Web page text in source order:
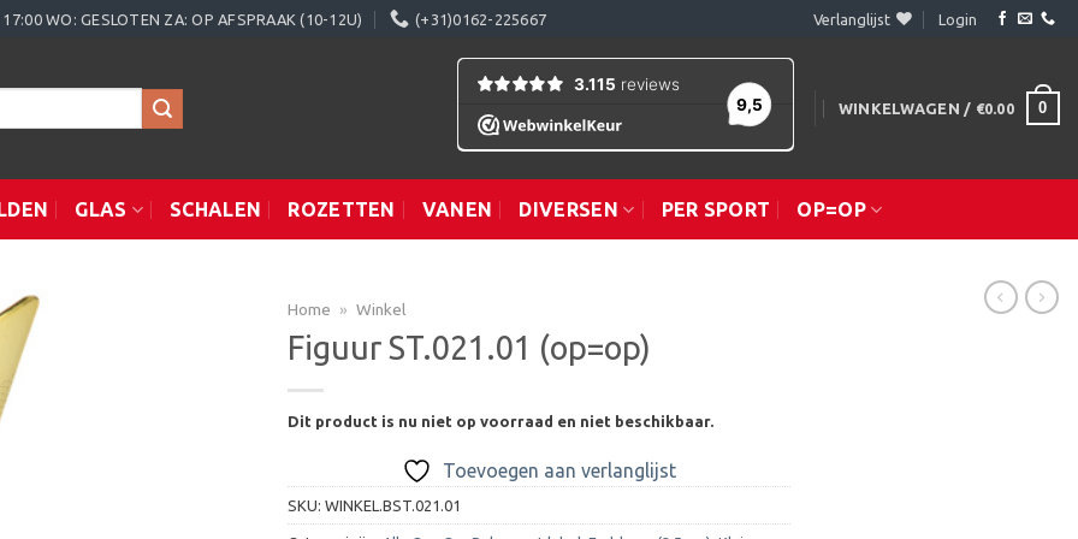
WO: GESLOTEN ZA: OP AFSPRAAK (10-12U) (+31)0162-225667 Verlanglijst Login
WINKELWAGEN / €0.00 0
GLAS SCHALEN ROZETTEN VANEN DIVERSEN PER SPORT OP=OP
Home » Winkel
Figuur ST.021.01 (op=op)
Dit product is nu niet op voorraad en niet beschikbaar.
Toevoegen aan verlanglijst
SKU: WINKEL.BST.021.01